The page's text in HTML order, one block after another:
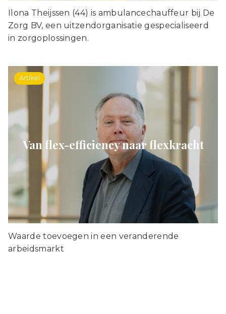
Ilona Theijssen (44) is ambulancechauffeur bij De
Zorg BV, een uitzendorganisatie gespecialiseerd
in zorgoplossingen.
Artikel
Van flex-efficiency naar flexkracht
Waarde toevoegen in een veranderende
arbeidsmarkt